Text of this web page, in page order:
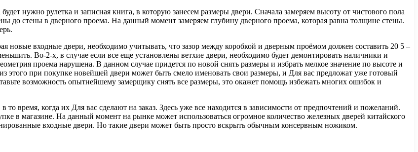
нужно рулетка и записная книга, в которую занесем размеры двери. Сначала замеряем высоту от чистового пола
до стены в дверного проема. На данный момент замеряем глубину дверного проема, которая равна толщине стены.
новые входные двери, необходимо учитывать, что зазор между коробкой и дверным проёмом должен составить 20 5 –
Во-2-х, в случае если все еще установлены ветхие двери, необходимо будет демонтировать наличники и
проема нарушена. В данном случае придется по новой снять размеры и избрать мелкое значение по высоте и
этого при покупке новейшей двери может быть смело именовать свои размеры, и Для вас предложат уже готовый
возможность опытнейшему замерщику снять все размеры, это окажет помощь избежать многих ошибок и
время, когда их Для вас сделают на заказ. Здесь уже все находится в зависимости от предпочтений и пожеланий.
в магазине. На данный момент на рынке может использоваться огромное количество железных дверей китайского
входные двери. Но такие двери может быть просто вскрыть обычным консервным ножиком.